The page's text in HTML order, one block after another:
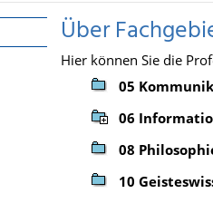
Über
Hier können Sie die
05
06
08
10